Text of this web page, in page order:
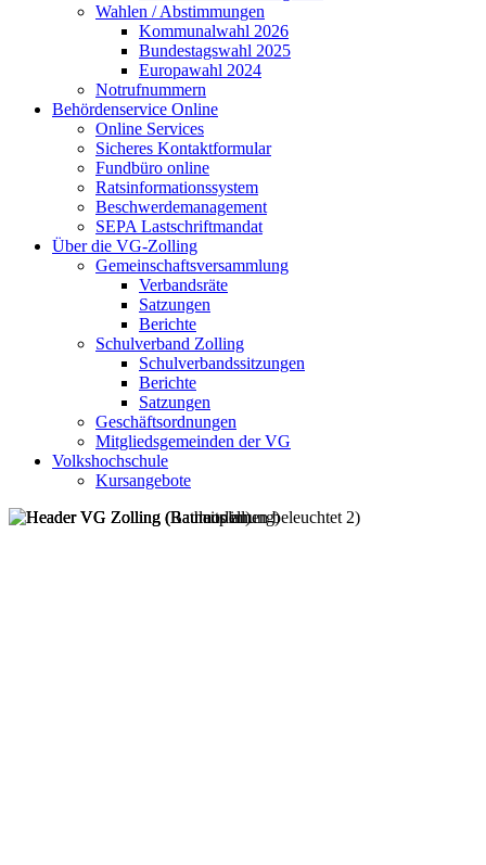
Wahlen / Abstimmungen
Kommunalwahl 2026
Bundestagswahl 2025
Europawahl 2024
Notrufnummern
Behördenservice Online
Online Services
Sicheres Kontaktformular
Fundbüro online
Ratsinformationssystem
Beschwerdemanagement
SEPA Lastschriftmandat
Über die VG-Zolling
Gemeinschaftsversammlung
Verbandsräte
Satzungen
Berichte
Schulverband Zolling
Schulverbandssitzungen
Berichte
Satzungen
Geschäftsordnungen
Mitgliedsgemeinden der VG
Volkshochschule
Kursangebote